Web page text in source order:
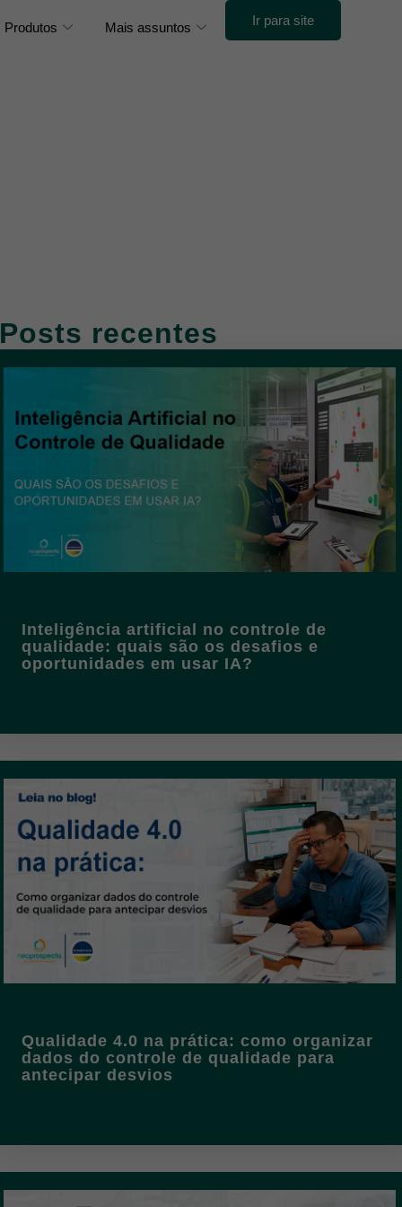
Ir para site
Produtos Mais assuntos
Posts recentes
Inteligência artificial no controle de
qualidade: quais são os desafios e
oportunidades em usar IA?
Qualidade 4.0 na prática: como organizar
dados do controle de qualidade para
antecipar desvios